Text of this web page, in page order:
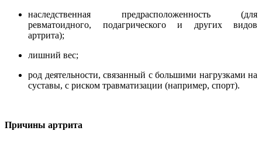
наследственная предрасположенность (для
ревматоидного, подагрического и других видов
артрита);
лишний вес;
род деятельности, связанный с большими нагрузками на
суставы, с риском травматизации (например, спорт).
Причины артрита